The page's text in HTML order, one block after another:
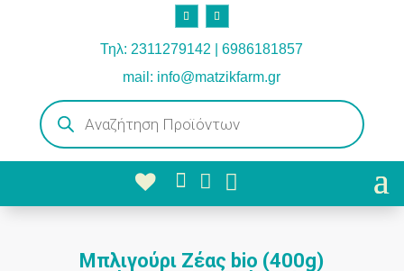
Τηλ: 2311279142 | 6986181857
mail: info@matzikfarm.gr
Products
search
  
Μπλιγούρι Ζέας bio (400g)